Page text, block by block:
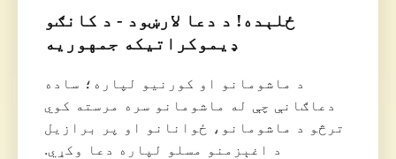
ځلېده! د دعا لارښود - د کانګو
ډیموکراتیکه جمهوریه
د ماشومانو او کورنیو لپاره؛ ساده
دعاګانې چې له ماشومانو سره مرسته کوي
ترڅو د ماشومانو، ځوانانو او پر برازیل
د اغېزمنو مسلو لپاره دعا وکړي.